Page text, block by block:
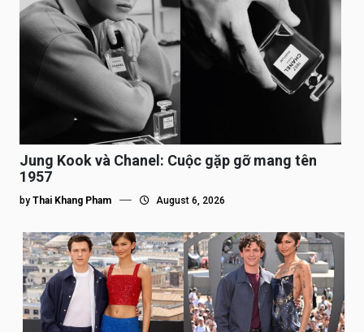
Jung Kook và Chanel: Cuộc gặp gỡ mang tên
1957
by Thai Khang Pham August 6, 2026